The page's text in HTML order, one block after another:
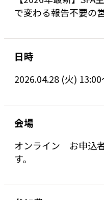
で変わる報告不要の
日時
2026.04.28 (火)
会場
オンライン お申込
す。